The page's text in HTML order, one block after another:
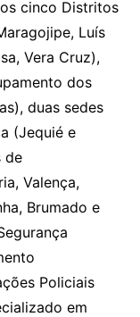
cinco Distritos
Luís
Vera Cruz),
dos
duas sedes
(Jequié e
de
Valença,
Brumado e
Policiais
em